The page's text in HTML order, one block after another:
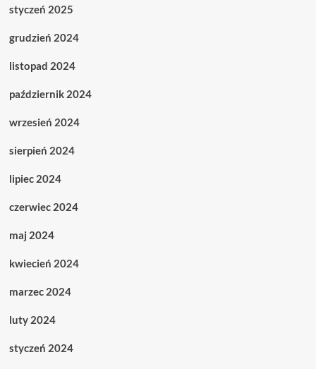
styczeń 2025
grudzień 2024
listopad 2024
październik 2024
wrzesień 2024
sierpień 2024
lipiec 2024
czerwiec 2024
maj 2024
kwiecień 2024
marzec 2024
luty 2024
styczeń 2024